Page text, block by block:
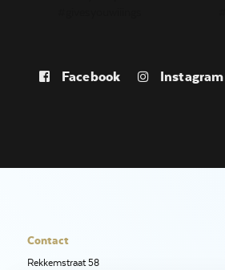
Facebook Instagram
Contact
Rekkemstraat 58